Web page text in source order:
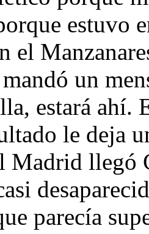
estuvo
el
un
estará ahí.
le deja
Madrid llegó
parecía